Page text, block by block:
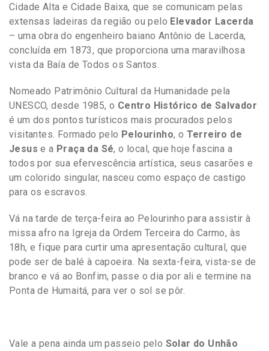
Cidade Alta e Cidade Baixa, que se comunicam pelas
extensas ladeiras da região ou pelo Elevador Lacerda
– uma obra do engenheiro baiano Antônio de Lacerda,
concluída em 1873, que proporciona uma maravilhosa
vista da Baía de Todos os Santos.
Nomeado Patrimônio Cultural da Humanidade pela
UNESCO, desde 1985, o Centro Histórico de Salvador
é um dos pontos turísticos mais procurados pelos
visitantes. Formado pelo Pelourinho, o Terreiro de
Jesus e a Praça da Sé, o local, que hoje fascina a
todos por sua efervescência artística, seus casarões e
um colorido singular, nasceu como espaço de castigo
para os escravos.
Vá na tarde de terça-feira ao Pelourinho para assistir à
missa afro na Igreja da Ordem Terceira do Carmo, às
18h, e fique para curtir uma apresentação cultural, que
pode ser de balé à capoeira. Na sexta-feira, vista-se de
branco e vá ao Bonfim, passe o dia por ali e termine na
Ponta de Humaitá, para ver o sol se pôr.
Vale a pena ainda um passeio pelo Solar do Unhão